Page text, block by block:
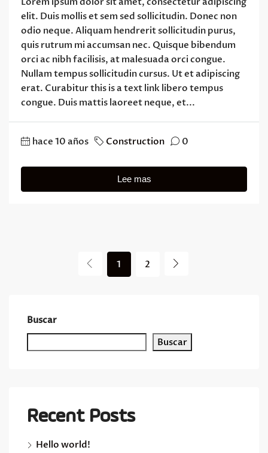
elit. Duis mollis et sem sed sollicitudin. Donec non
odio neque. Aliquam hendrerit sollicitudin purus,
quis rutrum mi accumsan nec. Quisque bibendum
orci ac nibh facilisis, at malesuada orci congue.
Nullam tempus sollicitudin cursus. Ut et adipiscing
erat. Curabitur this is a text link libero tempus
congue. Duis mattis laoreet neque, et...
hace 10 años Construction 0
Lee mas
1 2
Buscar
Buscar
Recent Posts
Hello world!